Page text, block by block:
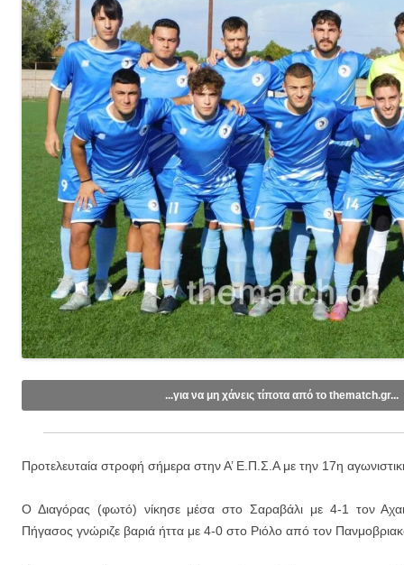
...για να μη χάνεις τίποτα από το thematch.gr...
Εγγραφείτε στο κανάλι μας στο Youtube
Προτελευταία στροφή σήμερα στην Α’ Ε.Π.Σ.Α με την 17η
Ο Διαγόρας (φωτό) νίκησε μέσα στο Σαραβάλι με 4-1 τον
Πήγασος γνώριζε βαριά ήττα με 4-0 στο Ριόλο από τον